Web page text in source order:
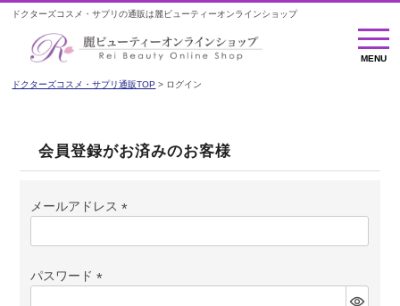
ドクターズコスメ・サプリの通販は麗ビューティーオンラインショップ
MENU
MENU
ドクターズコスメ・サプリ通販TOP ログイン
会員登録がお済みのお客様
メールアドレス
須)
パスワード